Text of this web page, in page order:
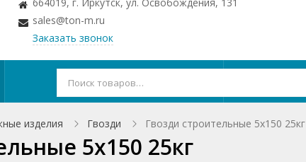
sales@ton-m.ru
Заказать звонок
изделия Гвозди Гвозди строительные 5x150 25кг
5x150 25кг